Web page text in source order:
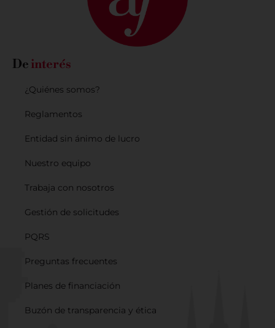
De interés
¿Quiénes somos?
Reglamentos
Entidad sin ánimo de lucro
Nuestro equipo
Trabaja con nosotros
Gestión de solicitudes
PQRS
Preguntas frecuentes
Planes de financiación
Buzón de transparencia y ética